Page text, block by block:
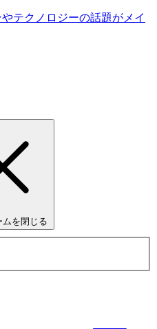
テクノロジーの話題がメイ
を閉じる